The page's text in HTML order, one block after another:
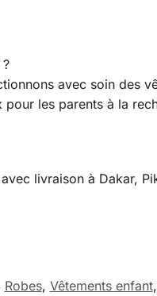
avec soin des
les parents à la
livraison à Dakar,
Robes, Vêtements enfant,